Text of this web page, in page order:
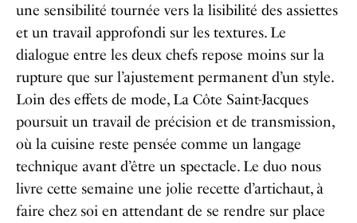
une sensibilité tournée vers la lisibilité des assiettes
et un travail approfondi sur les textures. Le
dialogue entre les deux chefs repose moins sur la
rupture que sur l’ajustement permanent d’un style.
Loin des effets de mode, La Côte Saint-Jacques
poursuit un travail de précision et de transmission,
où la cuisine reste pensée comme un langage
technique avant d’être un spectacle. Le duo nous
livre cette semaine une jolie recette d’artichaut, à
faire chez soi en attendant de se rendre sur place